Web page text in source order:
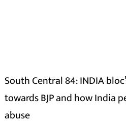
South Central 84: INDIA
towards BJP and how India
abuse